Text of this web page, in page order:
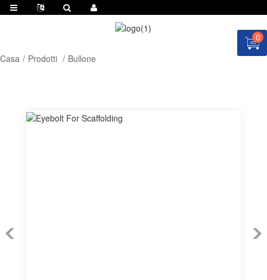
0
Casa
Prodotti Bullone